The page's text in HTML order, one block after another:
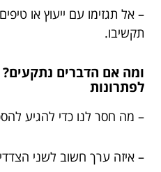
– אל תגזימו עם ייעוץ או
תקשיבו.
לפתרונות
– מה חסר לנו כדי להגיע
– איזה ערך חשוב לשני